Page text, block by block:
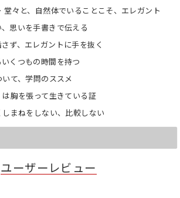
々と、自然体でいることこそ、エレガント
思いを手書きで伝える
ず、エレガントに手を抜く
くつもの時間を持つ
て、学問のススメ
胸を張って生きている証
まねをしない、比較しない
ユーザーレビュー